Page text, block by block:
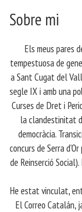
Sobre mi
Els meus pares
tempestuosa de
a Sant Cugat del
segle IX i amb una
Curses de Dret i
la clandestinitat
democràcia.
concurs de Serra
de Reinserció
He estat vinculat,
El Correo Catalán,